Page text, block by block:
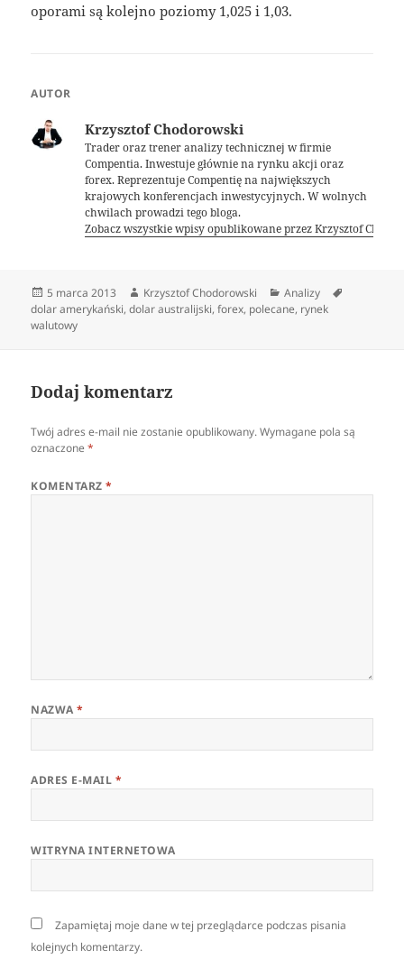
oporami są kolejno poziomy 1,025 i 1,03.
AUTOR
Krzysztof Chodorowski
Trader oraz trener analizy technicznej w firmie
Compentia. Inwestuje głównie na rynku akcji oraz
forex. Reprezentuje Compentię na największych
krajowych konferencjach inwestycyjnych. W wolnych
chwilach prowadzi tego bloga.
Zobacz wszystkie wpisy opublikowane przez Krzysztof
Data
publikacji
5 marca 2013 Autor
Krzysztof Chodorowski Kategorie
Analizy
dolar amerykański,dolar australijski,forex, polecane, rynek
walutowy
Dodaj komentarz
Twój adres e-mail nie zostanie opublikowany. Wymagane pola są
oznaczone*
KOMENTARZ*
NAZWA*
ADRES E-MAIL *
WITRYNA INTERNETOWA
Zapamiętaj moje dane w tej przeglądarce podczas pisania
kolejnych komentarzy.